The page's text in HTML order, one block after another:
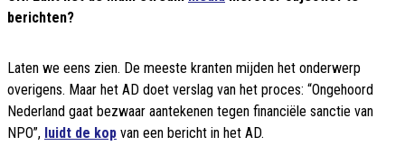
berichten?
Laten we eens zien. De meeste kranten mijden het onderwerp
overigens. Maar het AD doet verslag van het proces: “Ongehoord
Nederland gaat bezwaar aantekenen tegen financiële sanctie van
NPO”, luidt de kop van een bericht in het AD.